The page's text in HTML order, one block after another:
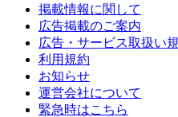
掲載情報に関して
広告掲載のご案内
広告・サービス取扱い
利用規約
お知らせ
運営会社について
緊急時はこちら